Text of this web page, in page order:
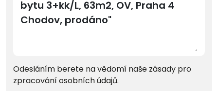
Odesláním berete na vědomí naše zásady pro
zpracování osobních údajů.